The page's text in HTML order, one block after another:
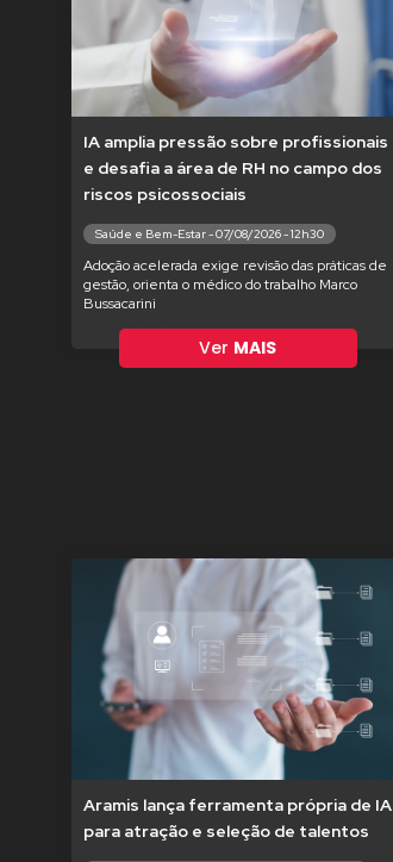
IA amplia pressão sobre profissionais
e desafia a área de RH no campo dos
riscos psicossociais
Saúde e Bem-Estar - 07/08/2026 - 12h30
Adoção acelerada exige revisão das práticas de
gestão, orienta o médico do trabalho Marco
Bussacarini
Ver MAIS
Aramis lança ferramenta própria de IA
para atração e seleção de talentos